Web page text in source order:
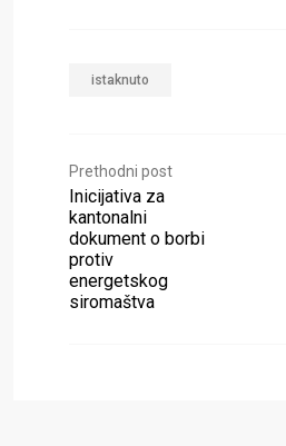
istaknuto
Prethodni post
Inicijativa za
kantonalni
dokument o borbi
protiv
energetskog
siromaštva